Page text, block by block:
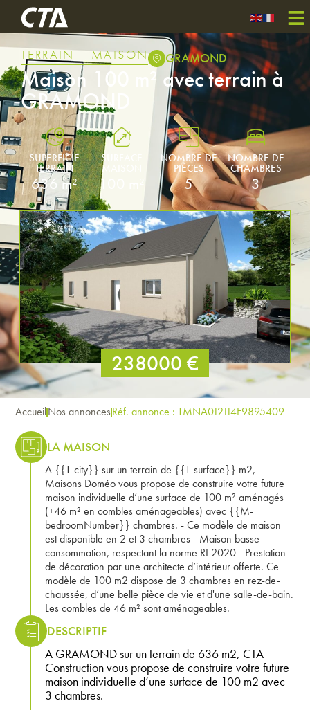
TERRAIN + MAISON GRAMOND
Maison 100 m² avec terrain à
GRAMOND
SUPERFICIE
TERRAIN
636 m²
SURFACE
MAISON
100 m²
NOMBRE DE
PIÈCES
5
NOMBRE DE
CHAMBRES
3
238000 €
AccueilNos annoncesRéf. annonce : TMNA012114F9895409
LA MAISON
A {{T-city}} sur un terrain de {{T-surface}} m2,
Maisons Doméo vous propose de construire votre future
maison individuelle d’une surface de 100 m² aménagés
(+46 m² en combles aménageables) avec {{M-
bedroomNumber}} chambres. - Ce modèle de maison
est disponible en 2 et 3 chambres - Maison basse
consommation, respectant la norme RE2020 - Prestation
de décoration par une architecte d’intérieur offerte. Ce
modèle de 100 m2 dispose de 3 chambres en rez-de-
chaussée, d’une belle pièce de vie et d'une salle-de-bain.
Les combles de 46 m² sont aménageables.
DESCRIPTIF
A GRAMOND sur un terrain de 636 m2, CTA
Construction vous propose de construire votre future
maison individuelle d’une surface de 100 m2 avec
3 chambres.